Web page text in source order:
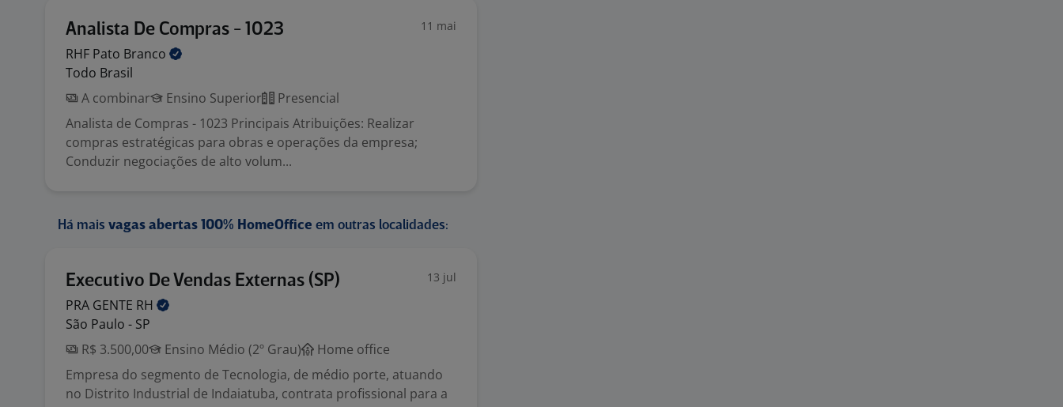
Analista De Compras - 1023 11 mai
RHF Pato Branco
Todo Brasil
A combinar
Ensino Superior
Presencial
Analista de Compras - 1023 Principais Atribuições: Realizar
compras estratégicas para obras e operações da empresa;
Conduzir negociações de alto volum...
Há mais vagas abertas 100% HomeOffice em outras localidades:
Executivo De Vendas Externas (SP) 13 jul
PRA GENTE RH
São Paulo - SP
R$ 3.500,00
Ensino Médio (2º Grau)
Home office
Empresa do segmento de Tecnologia, de médio porte, atuando
no Distrito Industrial de Indaiatuba, contrata profissional para a